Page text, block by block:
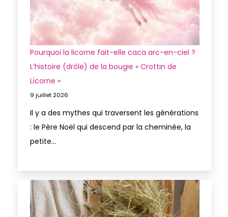
Pourquoi la licorne fait-elle caca arc-en-ciel ?
L’histoire (drôle) de la bougie « Crottin de
Licorne »
9 juillet 2026
Il y a des mythes qui traversent les générations
: le Père Noël qui descend par la cheminée, la
petite…